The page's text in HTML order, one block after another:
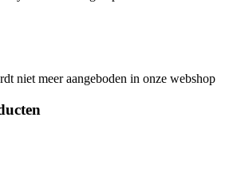
niet meer aangeboden in onze webshop